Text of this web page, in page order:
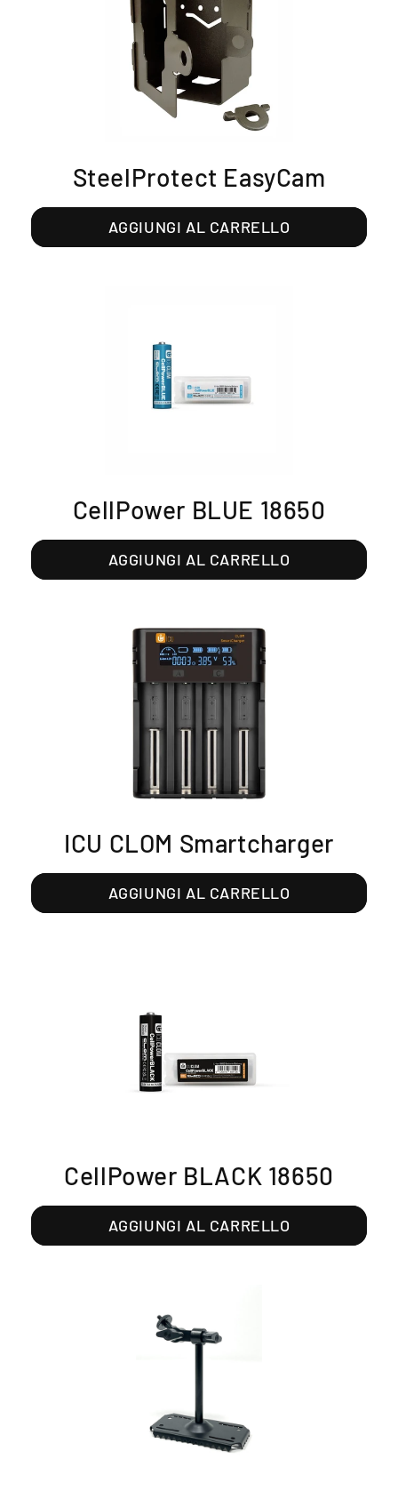
SteelProtect EasyCam
AGGIUNGI AL CARRELLO
CellPower BLUE 18650
AGGIUNGI AL CARRELLO
ICU CLOM Smartcharger
AGGIUNGI AL CARRELLO
CellPower BLACK 18650
AGGIUNGI AL CARRELLO